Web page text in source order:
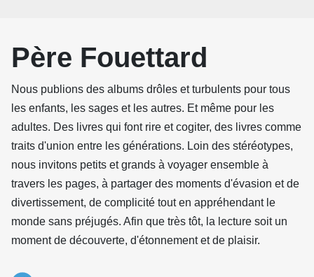
Père Fouettard
Nous publions des albums drôles et turbulents pour tous
les enfants, les sages et les autres. Et même pour les
adultes. Des livres qui font rire et cogiter, des livres comme
traits d'union entre les générations. Loin des stéréotypes,
nous invitons petits et grands à voyager ensemble à
travers les pages, à partager des moments d'évasion et de
divertissement, de complicité tout en appréhendant le
monde sans préjugés. Afin que très tôt, la lecture soit un
moment de découverte, d'étonnement et de plaisir.